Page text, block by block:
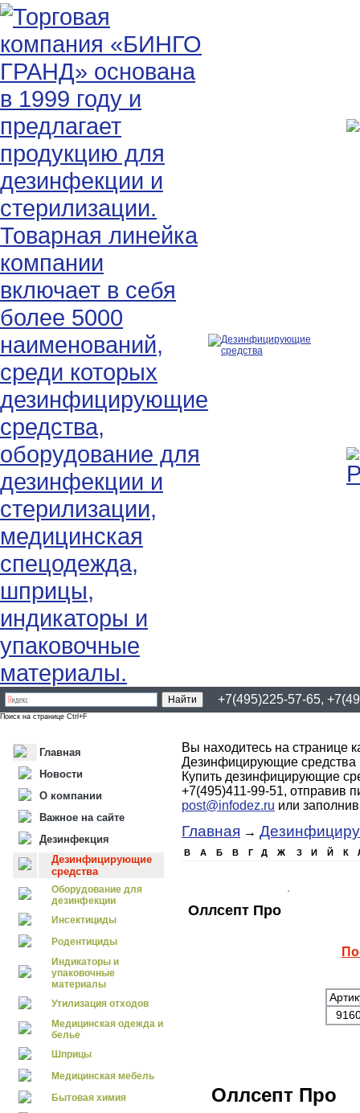
+7(495)225-57-65,
Поиск на странице Ctrl+F
Главная
Новости
О компании
Важное на сайте
Дезинфекция
Дезинфицирующие
средства
Оборудование для
дезинфекции
Инсектициды
Родентициды
Индикаторы и
упаковочные
материалы
Утилизация отходов
Медицинская одежда и
белье
Шприцы
Медицинская мебель
Бытовая химия
Вы находитесь на странице
Дезинфицирующие средства
Купить дезинфицирующие
+7(495)411-99-51, отправив
post@infodez.ru или
Главная →
B А Б В Г Д Ж З И Й К
Оллсепт Про
Оллсепт Про